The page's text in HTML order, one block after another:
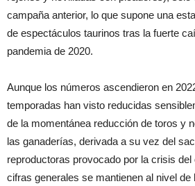
campaña anterior, lo que supone una
de espectáculos taurinos tras la fuerte
pandemia de 2020.
Aunque los números ascendieron en
temporadas han visto reducidas
de la momentánea reducción de toros y
las ganaderías, derivada a su vez del
reproductoras provocado por la crisis
cifras generales se mantienen al nivel